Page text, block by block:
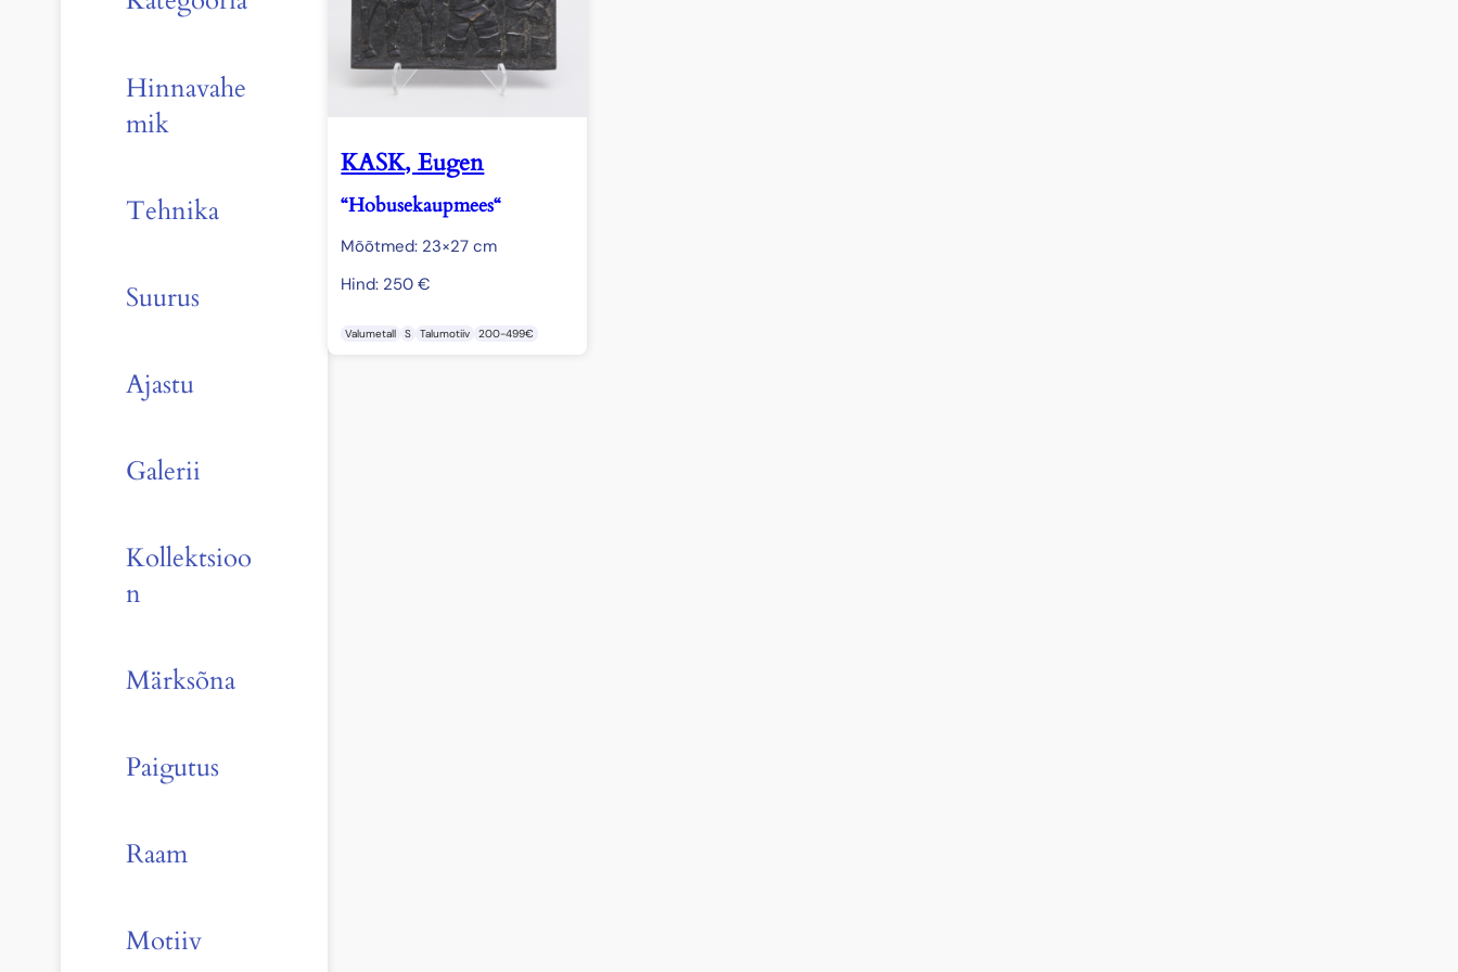
Hinnavahe
mik
Tehnika
Suurus
Ajastu
Galerii
Kollektsioo
n
Märksõna
Paigutus
Raam
Motiiv
KASK, Eugen
“Hobusekaupmees“
Mõõtmed: 23×27 cm
Hind: 250€
Valumetall S Talumotiiv 200-499€